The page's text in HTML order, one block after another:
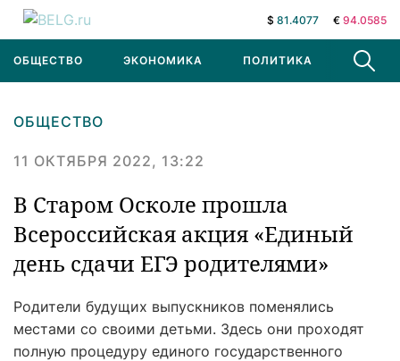
$ 81.4077 € 94.0585
ОБЩЕСТВО ЭКОНОМИКА ПОЛИТИКА В МИРЕ
ОБЩЕСТВО
11 ОКТЯБРЯ 2022, 13:22
В Старом Осколе прошла
Всероссийская акция «Единый
день сдачи ЕГЭ родителями»
Родители будущих выпускников поменялись
местами со своими детьми. Здесь они проходят
полную процедуру единого государственного